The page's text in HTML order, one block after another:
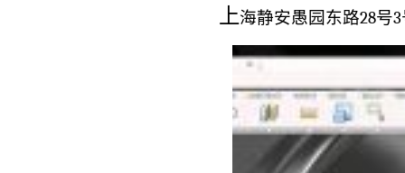
上海静安愚园东路28号